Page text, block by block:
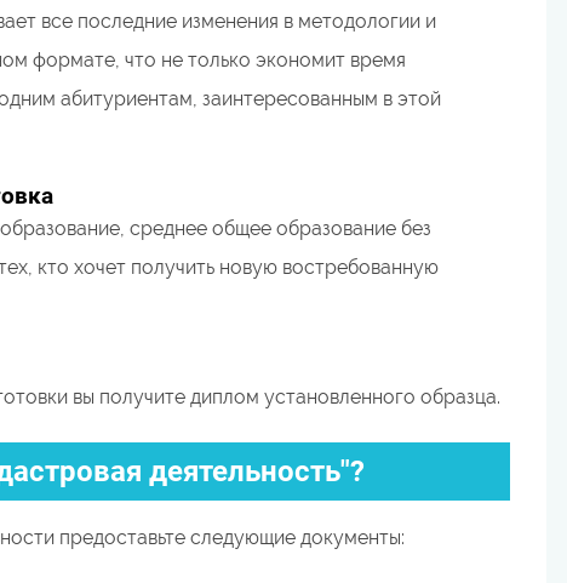
все последние изменения в методологии и
формате, что не только экономит время
абитуриентам, заинтересованным в этой
среднее общее образование без
кто хочет получить новую востребованную
вы получите диплом установленного образца.
деятельность"?
предоставьте следующие документы: